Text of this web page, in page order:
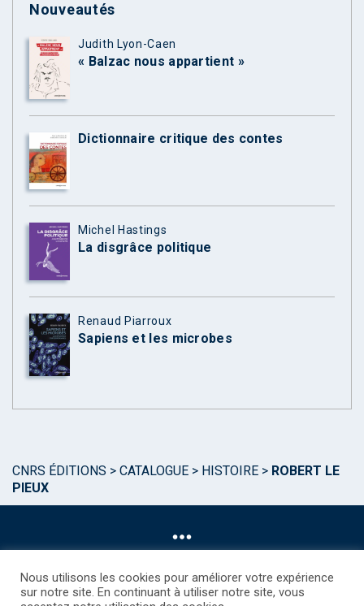
Nouveautés
Judith Lyon-Caen
« Balzac nous appartient »
Dictionnaire critique des contes
Michel Hastings
La disgrâce politique
Renaud Piarroux
Sapiens et les microbes
CNRS ÉDITIONS > CATALOGUE > HISTOIRE > ROBERT LE
PIEUX
Nous utilisons les cookies pour améliorer votre expérience
sur notre site. En continuant à utiliser notre site, vous